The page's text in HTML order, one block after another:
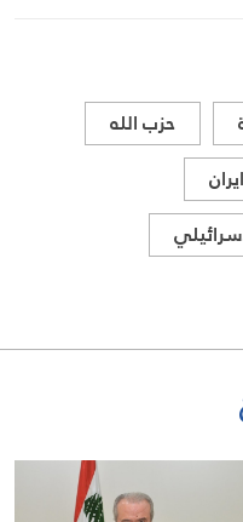
حزب الله
ايران